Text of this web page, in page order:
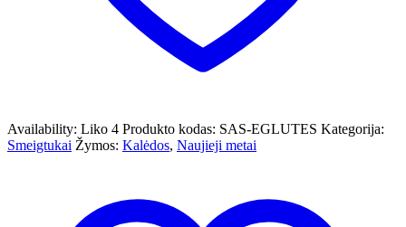
Availability: Liko 4 Produkto kodas: SAS-EGLUTES Kategorija:
Smeigtukai Žymos: Kalėdos, Naujieji metai